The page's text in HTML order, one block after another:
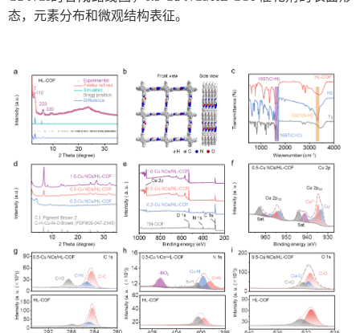
态，元素分布和微观结构表征。